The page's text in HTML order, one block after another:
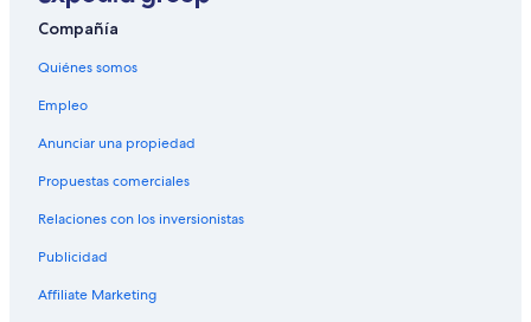
Hoteles cerca de Centro de convenciones de Colorado
Hoteles en Uptown
Hoteles de Motel 6 en Speer
Hoteles en Speer
Hoteles cerca de Casa de la Moneda de Estados Unidos
Hoteles cerca de Children's Medical Center
Hoteles cerca de Auditorio Fillmore
Compañía
Quiénes somos
Empleo
Anunciar una propiedad
Propuestas comerciales
Relaciones con los inversionistas
Publicidad
Affiliate Marketing